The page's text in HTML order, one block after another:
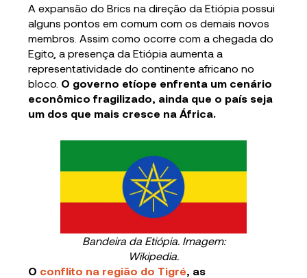
A expansão do Brics na direção da Etiópia possui
alguns pontos em comum com os demais novos
membros. Assim como ocorre com a chegada do
Egito, a presença da Etiópia aumenta a
representatividade do continente africano no
bloco. O governo etíope enfrenta um cenário
econômico fragilizado, ainda que o país seja
um dos que mais cresce na África.
Bandeira da Etiópia. Imagem:
Wikipedia.
O conflito na região do Tigré, as